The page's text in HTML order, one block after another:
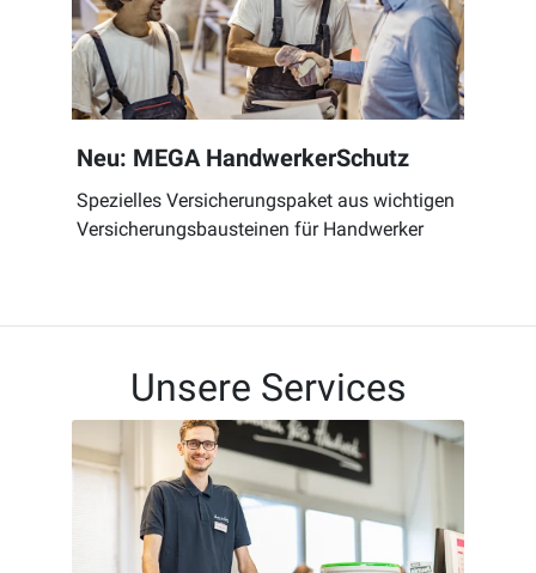
Neu: MEGA HandwerkerSchutz
Spezielles Versicherungspaket aus wichtigen
Versicherungsbausteinen für Handwerker
Unsere Services